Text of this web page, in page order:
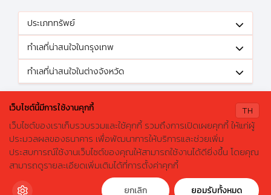
ค้นหาบ้านมือสองธอส.
ลองเปลี่ยนมาใช้ผ่านแอปดูสิ ใช้ง่าย รวดเร็ว โหลดเลย!
X
ประเภททรัพย์
ทำเลที่น่าสนใจในกรุงเทพ
ทำเลที่น่าสนใจในต่างจังหวัด
© 2026 GHBhomecenter.com. All rights reserved.
ธนาคารอาคารสงเคราะห์ (สำนักงานใหญ่) 63 ถนนพระราม 9 เขตห้วยขวาง
กรุงเทพมหานคร 10310
โทรศัพท์: 0-2645-9000 โทรสาร: 0-2645-9001 อีเมล :
crm@ghb.co.thเว็บไซต์
TH
เว็บไซต์นี้มีการใช้งานคุกกี้
เว็บไซต์ของเราเก็บรวบรวมและใช้คุกกี้ รวมถึงการเปิดเผยคุกกี้ ให้แก่ผู้
ประมวลผลของธนาคาร เพื่อพัฒนาการให้บริการและช่วยเพิ่ม
ประสบการณ์ใช้งานเว็บไซต์ของคุณให้สามารถใช้งานได้ดียิ่งขึ้น โดยคุณ
สามารถดูรายละเอียดเพิ่มเติมได้ที่การตั้งค่าคุกกี้
ยกเลิก ยอมรับทั้งหมด